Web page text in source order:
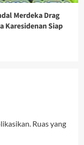
Merdeka Drag
Karesidenan Siap
Ruas yang